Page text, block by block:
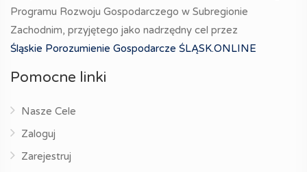
Programu Rozwoju Gospodarczego w Subregionie
Zachodnim, przyjętego jako nadrzędny cel przez
Śląskie Porozumienie Gospodarcze ŚLĄSK.ONLINE
Pomocne linki
Nasze Cele
Zaloguj
Zarejestruj